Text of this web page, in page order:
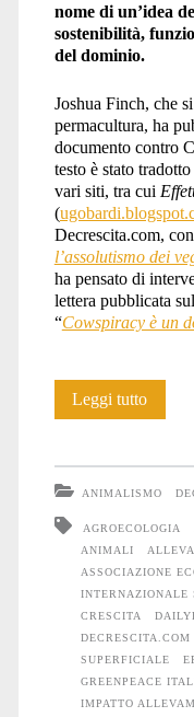
nome di un’idea
sostenibilità,
del dominio.
Joshua Finch, che
permacultura, ha
documento contro
testo è stato
vari siti, tra cui
(
Decrescita.com,
l’assolutismo dei
ha pensato di
lettera pubblicata
“Cowspiracy è un
Leggi tuttoCosa
contro
ANIMALISMO
AGROECOLOGIA
ANIMALI
ASSOCIAZIONE
INTERNAZIONALE
CRESCITA
DECRESCITA.COM
SUPERFICIALE
GREENPEACE
IMPATTO